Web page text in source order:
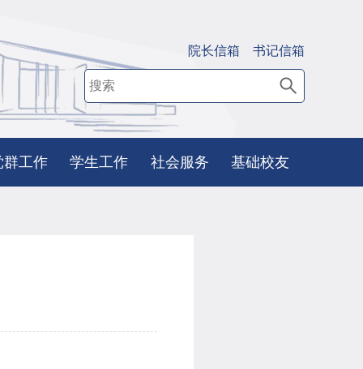
院长信箱 书记信箱
群工作 学生工作 社会服务 基础校友